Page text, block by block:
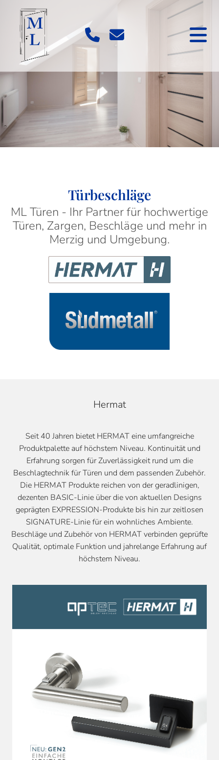
Türbeschläge
ML Türen - Ihr Partner für hochwertige
Türen, Zargen, Beschläge und mehr in
Merzig und Umgebung.
Hermat
Seit 40 Jahren bietet HERMAT eine umfangreiche
Produktpalette auf höchstem Niveau. Kontinuität und
Erfahrung sorgen für Zuverlässigkeit rund um die
Beschlagtechnik für Türen und dem passenden Zubehör.
Die HERMAT Produkte reichen von der geradlinigen,
dezenten BASIC-Linie über die von aktuellen Designs
geprägten EXPRESSION-Produkte bis hin zur zeitlosen
SIGNATURE-Linie für ein wohnliches Ambiente.
Beschläge und Zubehör von HERMAT verbinden geprüfte
Qualität, optimale Funktion und jahrelange Erfahrung auf
höchstem Niveau.